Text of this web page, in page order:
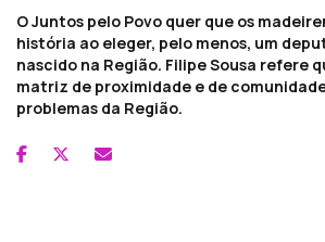
O Juntos pelo Povo quer que os
história ao eleger, pelo menos, um
nascido na Região. Filipe Sousa refere
matriz de proximidade e de
problemas da Região.